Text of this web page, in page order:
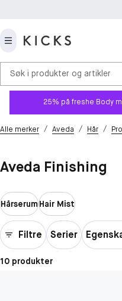
Søk i produkter og artikler
25% på freshe Body
Alle merker / Aveda / Hår /
Aveda Finishing
HårserumHair Mist
Filtre Serier
10 produkter